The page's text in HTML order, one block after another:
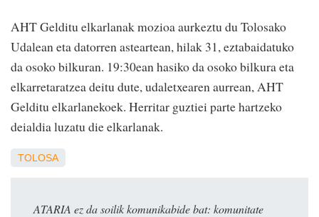
AHT Gelditu elkarlanak mozioa aurkeztu du Tolosako
Udalean eta datorren asteartean, hilak 31, eztabaidatuko
da osoko bilkuran. 19:30ean hasiko da osoko bilkura eta
elkarretaratzea deitu dute, udaletxearen aurrean, AHT
Gelditu elkarlanekoek. Herritar guztiei parte hartzeko
deialdia luzatu die elkarlanak.
TOLOSA
ATARIA ez da soilik komunikabide bat: komunitate